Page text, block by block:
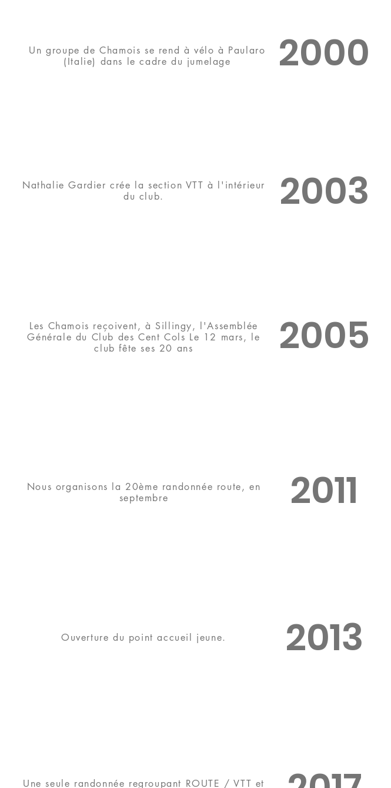
Un groupe de Chamois se rend à vélo à Paularo
(Italie) dans le cadre du jumelage
2000
Nathalie Gardier crée la section VTT à l'intérieur
du club.
2003
Les Chamois reçoivent, à Sillingy, l'Assemblée
Générale du Club des Cent Cols Le 12 mars, le
club fête ses 20 ans
2005
Nous organisons la 20ème randonnée route, en
septembre
2011
Ouverture du point accueil jeune. 2013
Une seule randonnée regroupant ROUTE / VTT et